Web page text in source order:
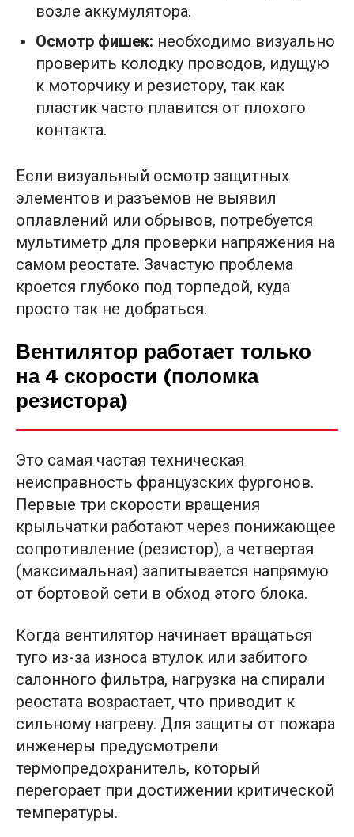
возле аккумулятора.
Осмотр фишек: необходимо визуально
проверить колодку проводов, идущую
к моторчику и резистору, так как
пластик часто плавится от плохого
контакта.
Если визуальный осмотр защитных
элементов и разъемов не выявил
оплавлений или обрывов, потребуется
мультиметр для проверки напряжения на
самом реостате. Зачастую проблема
кроется глубоко под торпедой, куда
просто так не добраться.
Вентилятор работает только
на 4 скорости (поломка
резистора)
Это самая частая техническая
неисправность французских фургонов.
Первые три скорости вращения
крыльчатки работают через понижающее
сопротивление (резистор), а четвертая
(максимальная) запитывается напрямую
от бортовой сети в обход этого блока.
Когда вентилятор начинает вращаться
туго из-за износа втулок или забитого
салонного фильтра, нагрузка на спирали
реостата возрастает, что приводит к
сильному нагреву. Для защиты от пожара
инженеры предусмотрели
термопредохранитель, который
перегорает при достижении критической
температуры.